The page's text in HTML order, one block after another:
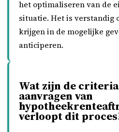
het optimaliseren van de
situatie. Het is verstandig
krijgen in de mogelijke
anticiperen.
Wat zijn de
aanvragen van
verloopt dit